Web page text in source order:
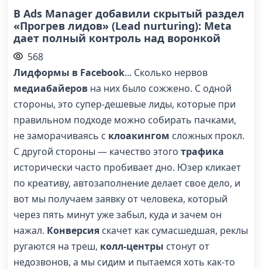
В Ads Manager добавили скрытый раздел
«Прогрев лидов» (Lead nurturing): Meta
дает полный контроль над воронкой
568
Лидформы в Facebook... Сколько нервов
медиабайеров на них было сожжено. С одной
стороны, это супер-дешевые лиды, которые при
правильном подходе можно собирать пачками,
не заморачиваясь с клоакингом сложных прокл.
С другой стороны — качество этого трафика
исторически часто пробивает дно. Юзер кликает
по креативу, автозаполнение делает свое дело, и
вот мы получаем заявку от человека, который
через пять минут уже забыл, куда и зачем он
нажал. Конверсия скачет как сумасшедшая, реклы
ругаются на треш, колл-центры стонут от
недозвонов, а мы сидим и пытаемся хоть как-то